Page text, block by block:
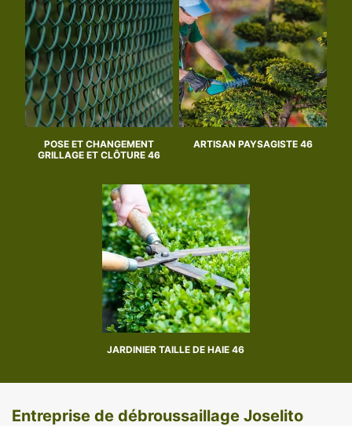
POSE ET CHANGEMENT
GRILLAGE ET CLÔTURE 46
ARTISAN PAYSAGISTE 46
JARDINIER TAILLE DE HAIE 46
Entreprise de débroussaillage Joselito